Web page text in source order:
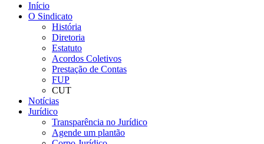
Início
O Sindicato
História
Diretoria
Estatuto
Acordos Coletivos
Prestação de Contas
FUP
CUT
Notícias
Jurídico
Transparência no Jurídico
Agende um plantão